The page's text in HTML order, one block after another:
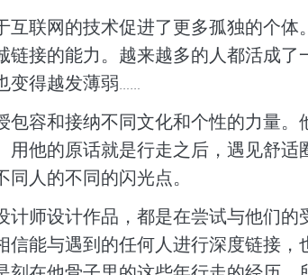
互联网的技术促进了更多孤独的个体
链接的能力。越来越多的人都活成了
变得越发薄弱
包容和接纳不同文化和个性的力量。
用他的原话就是行走之后，遇见舒适
人的不同的闪光点。
计师设计作品，都是在尝试与他们的
信能与遇到的任何人进行深度链接，